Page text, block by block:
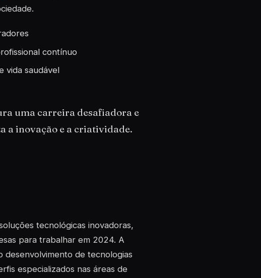
contínuo
vida saudável
uma carreira desafiadora e
a inovação e a criatividade.
tecnológicas inovadoras,
para trabalhar em 2024. A
desenvolvimento de tecnologias
especializados nas áreas de